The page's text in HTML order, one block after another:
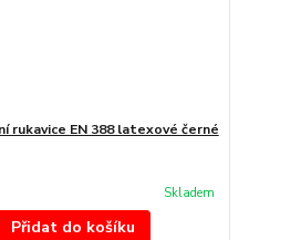
rukavice EN 388 latexové černé
Skladem
Přidat do košíku